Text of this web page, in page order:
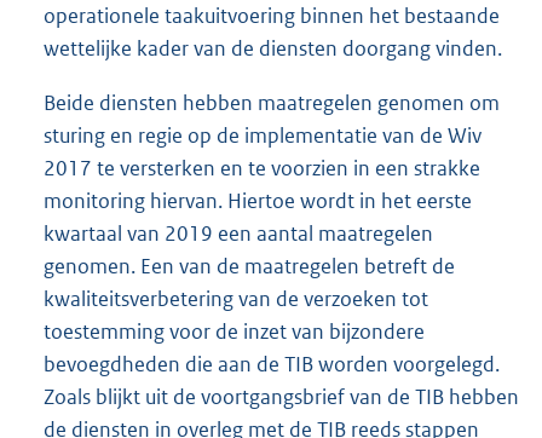
operationele taakuitvoering binnen het bestaande
wettelijke kader van de diensten doorgang vinden.
Beide diensten hebben maatregelen genomen om
sturing en regie op de implementatie van de Wiv
2017 te versterken en te voorzien in een strakke
monitoring hiervan. Hiertoe wordt in het eerste
kwartaal van 2019 een aantal maatregelen
genomen. Een van de maatregelen betreft de
kwaliteitsverbetering van de verzoeken tot
toestemming voor de inzet van bijzondere
bevoegdheden die aan de TIB worden voorgelegd.
Zoals blijkt uit de voortgangsbrief van de TIB hebben
de diensten in overleg met de TIB reeds stappen